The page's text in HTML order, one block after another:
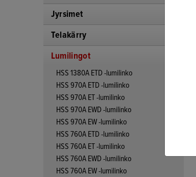
Jyrsimet
Telakärry
Lumilingot
HSS 1380A ETD -lumilinko
HSS 970A ETD -lumilinko
HSS 970A ET -lumilinko
HSS 970A EWD -lumilinko
HSS 970A EW -lumilinko
HSS 760A ETD -lumilinko
HSS 760A ET -lumilinko
HSS 760A EWD -lumilinko
HSS 760A EW -lumilinko